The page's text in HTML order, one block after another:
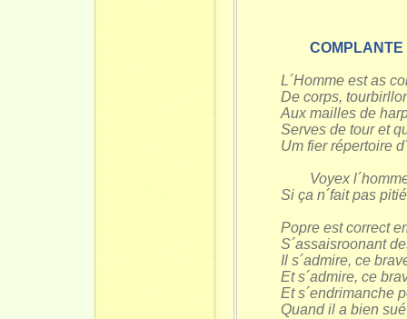
COMPLANTE
L´Homme est as
De corps,
Aux mailles de
Serves de tour et
Um fier répertoire
Voyex
Si ça n´fait pas
Popre est correct
S´assaisroonant
Il s´admire, ce
Et s´admire, ce
Et s´endrimanche
Quand il a bien